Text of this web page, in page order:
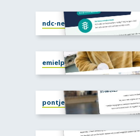
ndc-nederland.nl
emielpol.nl
pontjedeventer.nl